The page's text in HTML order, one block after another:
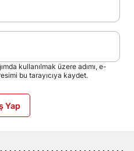
kullanılmak üzere adımı, e-
bu tarayıcıya kaydet.
Yap